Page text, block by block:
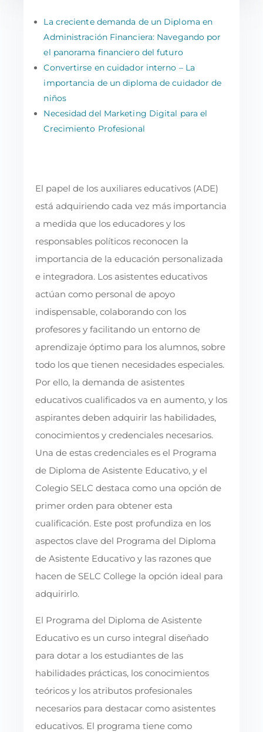
La creciente demanda de un Diploma en
Administración Financiera: Navegando por
el panorama financiero del futuro
Convertirse en cuidador interno – La
importancia de un diploma de cuidador de
niños
Necesidad del Marketing Digital para el
Crecimiento Profesional
El papel de los auxiliares educativos (ADE)
está adquiriendo cada vez más importancia
a medida que los educadores y los
responsables políticos reconocen la
importancia de la educación personalizada
e integradora. Los asistentes educativos
actúan como personal de apoyo
indispensable, colaborando con los
profesores y facilitando un entorno de
aprendizaje óptimo para los alumnos, sobre
todo los que tienen necesidades especiales.
Por ello, la demanda de asistentes
educativos cualificados va en aumento, y los
aspirantes deben adquirir las habilidades,
conocimientos y credenciales necesarios.
Una de estas credenciales es el Programa
de Diploma de Asistente Educativo, y el
Colegio SELC destaca como una opción de
primer orden para obtener esta
cualificación. Este post profundiza en los
aspectos clave del Programa del Diploma
de Asistente Educativo y las razones que
hacen de SELC College la opción ideal para
adquirirlo.
El Programa del Diploma de Asistente
Educativo es un curso integral diseñado
para dotar a los estudiantes de las
habilidades prácticas, los conocimientos
teóricos y los atributos profesionales
necesarios para destacar como asistentes
educativos. El programa tiene como